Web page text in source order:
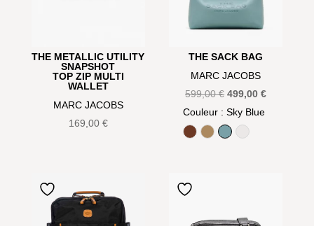
THE METALLIC UTILITY
SNAPSHOT
TOP ZIP MULTI
WALLET
MARC JACOBS
169,00 €
THE SACK BAG
MARC JACOBS
599,00€ Le
prix
initial
499,00€Le
Couleur : Sky Blue
Argan Oil
CamelSky Blue
White